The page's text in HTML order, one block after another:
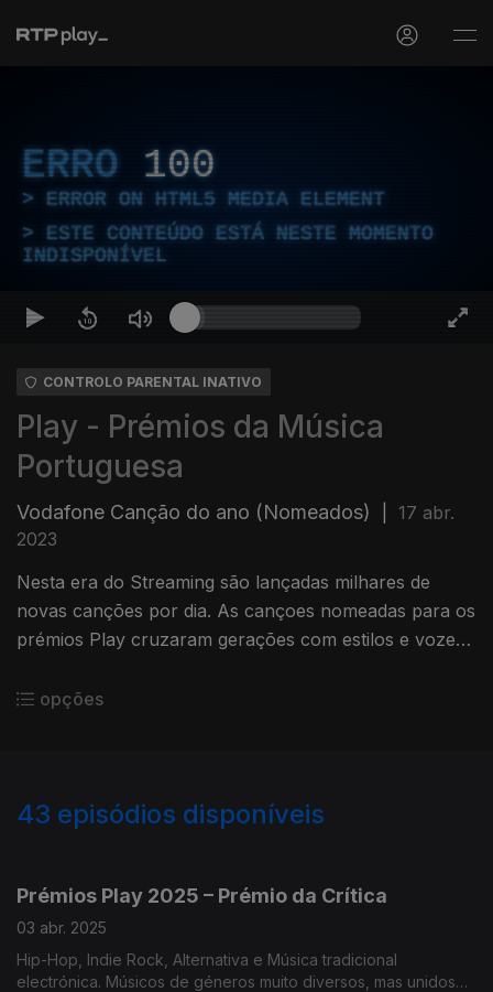
ERRO 100
ERROR ON HTML5 MEDIA ELEMENT
ESTE CONTEÚDO ESTÁ NESTE MOMENTO
INDISPONÍVEL
CONTROLO PARENTAL INATIVO
Play - Prémios da Música
Portuguesa
Vodafone Canção do ano (Nomeados)
17 abr.
2023
Nesta era do Streaming são lançadas milhares de
novas canções por dia. As cançoes nomeadas para os
prémios Play cruzaram gerações com estilos e vozes
opções
43 episódios disponíveis
Prémios Play 2025 – Prémio da Crítica
03 abr. 2025
Hip-Hop, Indie Rock, Alternativa e Música tradicional
electrónica. Músicos de géneros muito diversos, mas unidos